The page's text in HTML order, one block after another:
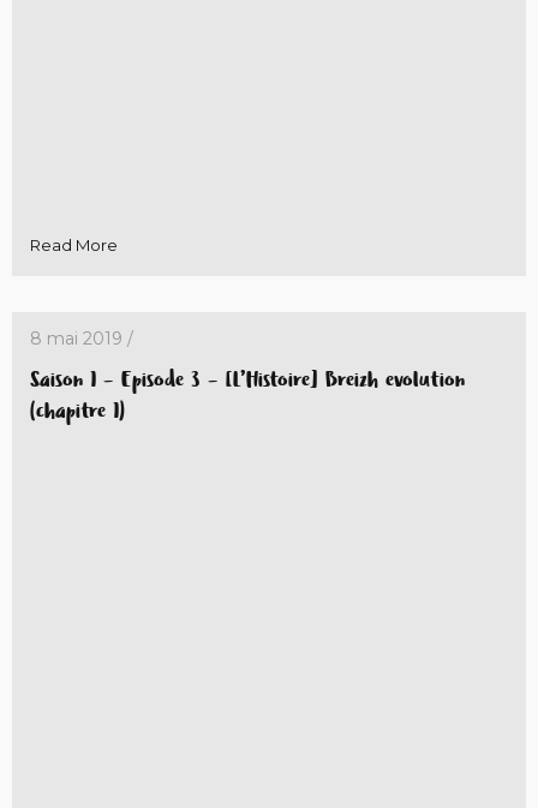
Read More
8 mai 2019 /
Saison 1 – Episode 3 – [L’Histoire] Breizh evolution
(chapitre 1)